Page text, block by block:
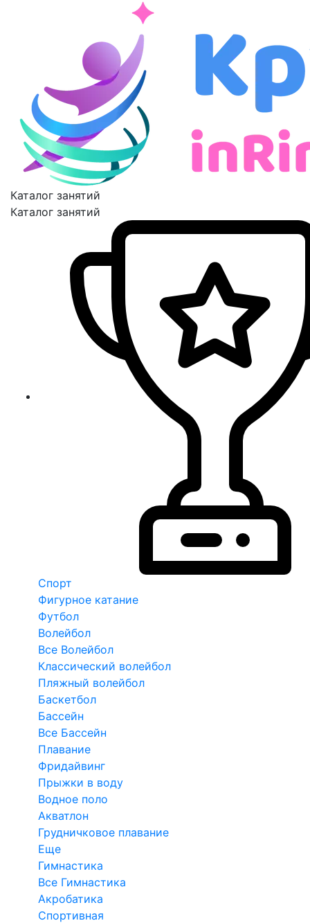
Каталог занятий
Каталог занятий
Спорт
Фигурное катание
Футбол
Волейбол
Все Волейбол
Классический волейбол
Пляжный волейбол
Баскетбол
Бассейн
Все Бассейн
Плавание
Фридайвинг
Прыжки в воду
Водное поло
Акватлон
Грудничковое плавание
Еще
Гимнастика
Все Гимнастика
Акробатика
Спортивная